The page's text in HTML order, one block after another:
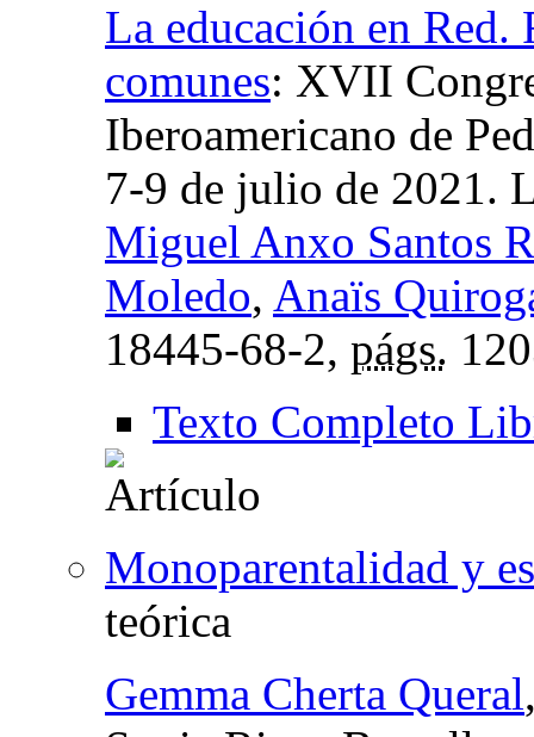
La educación en Red.
comunes: XVII
Iberoamericano de
7-9 de julio de 2021.
Miguel Anxo Santos
Moledo, Anaïs
18445-68-2, págs.
Texto Completo
Monoparentalidad y
teórica
Gemma Cherta Queral